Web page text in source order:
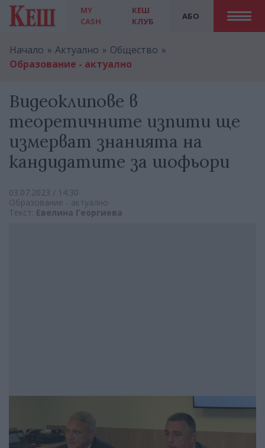
MY
CASH
АБО
КЕШ
КЛУБ
Начало Актуално
Общество
Образование - актуално
Видеоклипове в
теоретичните изпити ще
измерват знанията на
кандидатите за шофьори
03.07.2023 / 14:30
Образование - актуално
Текст: Евелина Георгиева